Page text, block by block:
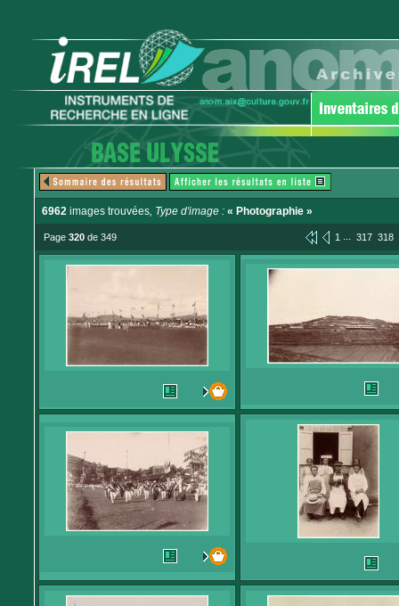
6962 images trouvées, Type d'image : « Photographie »
Page 320 de 349 1 ... 317 318